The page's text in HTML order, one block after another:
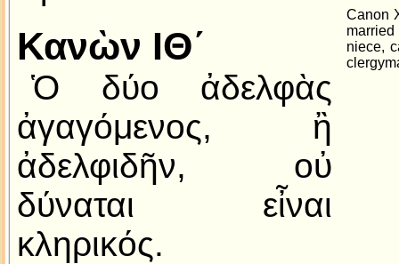
Κανὼν ΙΘ´
Ὁ δύο ἀδελφὰς
ἀγαγόμενος, ἢ
ἀδελφιδῆν, οὐ
δύναται εἶναι
κληρικός.
Canon
niece,